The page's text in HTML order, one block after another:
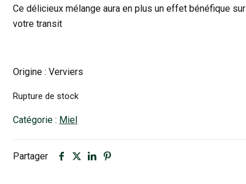
Ce délicieux mélange aura en plus un effet bénéfique sur
votre transit
Origine : Verviers
Rupture de stock
Catégorie : Miel
Partager